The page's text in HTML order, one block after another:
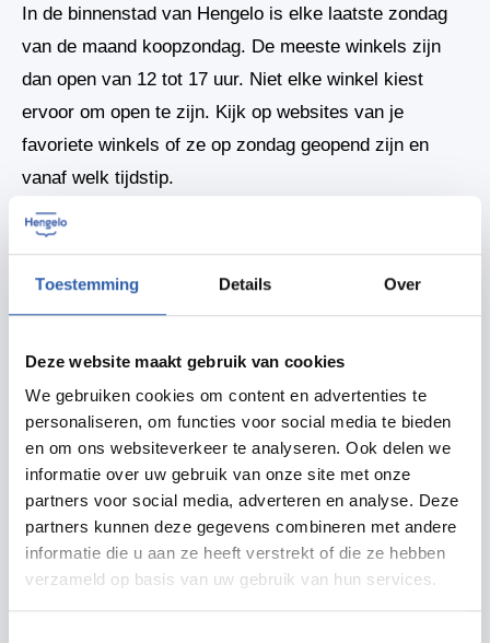
Toestemming Details Over
Deze website maakt gebruik van cookies
We gebruiken cookies om content en advertenties te
personaliseren, om functies voor social media te bieden
en om ons websiteverkeer te analyseren. Ook delen we
informatie over uw gebruik van onze site met onze
partners voor social media, adverteren en analyse. Deze
partners kunnen deze gegevens combineren met andere
informatie die u aan ze heeft verstrekt of die ze hebben
verzameld op basis van uw gebruik van hun services.
In de binnenstad van Hengelo is elke laatste zondag
van de maand koopzondag. De meeste winkels zijn
dan open van 12 tot 17 uur. Niet elke winkel kiest
ervoor om open te zijn. Kijk op websites van je
favoriete winkels of ze op zondag geopend zijn en
vanaf welk tijdstip.
Je vindt in Hengelo een afwisselend aanbod van
welke winkels er in Hengelo te vinden zijn? Kijk dan
Delen
Zet in agenda
Routebeschrijving